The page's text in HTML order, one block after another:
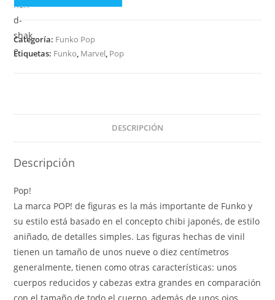
MARVEL
-
Agent
Categoría: Funko Pop
Etiquetas: Funko Marvel Pop
DESCRIPCIÓN
Descripción
Pop!
La marca POP! de figuras es la más importante de Funko y
su estilo está basado en el concepto chibi japonés, de estilo
aniñado, de detalles simples. Las figuras hechas de vinil
tienen un tamaño de unos nueve o diez centímetros
generalmente, tienen como otras características: unos
cuerpos reducidos y cabezas extra grandes en comparación
con el tamaño de todo el cuerpo, además de unos ojos